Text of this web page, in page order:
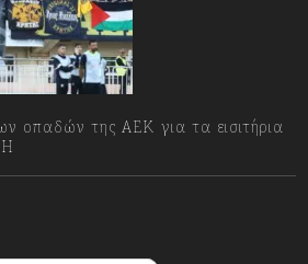
οπαδών της ΑΕΚ για τα εισιτήρια